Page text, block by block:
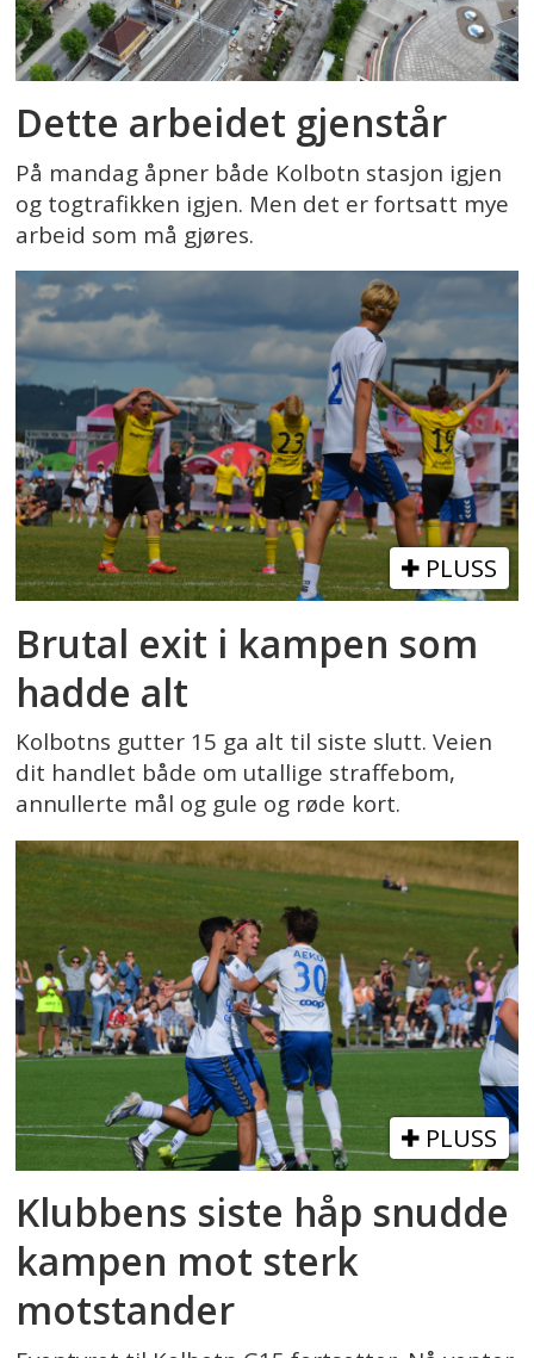
Dette arbeidet gjenstår
På mandag åpner både Kolbotn stasjon igjen
og togtrafikken igjen. Men det er fortsatt mye
arbeid som må gjøres.
PLUSS
Brutal exit i kampen som
hadde alt
Kolbotns gutter 15 ga alt til siste slutt. Veien
dit handlet både om utallige straffebom,
annullerte mål og gule og røde kort.
PLUSS
Klubbens siste håp snudde
kampen mot sterk
motstander